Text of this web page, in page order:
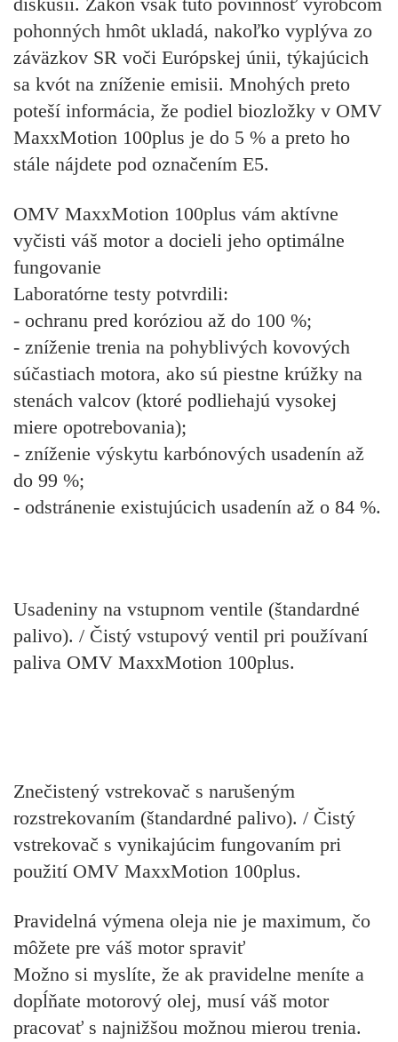
pohonných hmôt ukladá, nakoľko vyplýva zo
záväzkov SR voči Európskej únii, týkajúcich
sa kvót na zníženie emisii. Mnohých preto
poteší informácia, že podiel biozložky v OMV
MaxxMotion 100plus je do 5 % a preto ho
stále nájdete pod označením E5.
OMV MaxxMotion 100plus vám aktívne
vyčisti váš motor a docieli jeho optimálne
fungovanie
Laboratórne testy potvrdili:
- ochranu pred koróziou až do 100 %;
- zníženie trenia na pohyblivých kovových
súčastiach motora, ako sú piestne krúžky na
stenách valcov (ktoré podliehajú vysokej
miere opotrebovania);
- zníženie výskytu karbónových usadenín až
do 99 %;
- odstránenie existujúcich usadenín až o 84 %.
Usadeniny na vstupnom ventile (štandardné
palivo). / Čistý vstupový ventil pri používaní
paliva OMV MaxxMotion 100plus.
Znečistený vstrekovač s narušeným
rozstrekovaním (štandardné palivo). / Čistý
vstrekovač s vynikajúcim fungovaním pri
použití OMV MaxxMotion 100plus.
Pravidelná výmena oleja nie je maximum, čo
môžete pre váš motor spraviť
Možno si myslíte, že ak pravidelne meníte a
dopĺňate motorový olej, musí váš motor
pracovať s najnižšou možnou mierou trenia.